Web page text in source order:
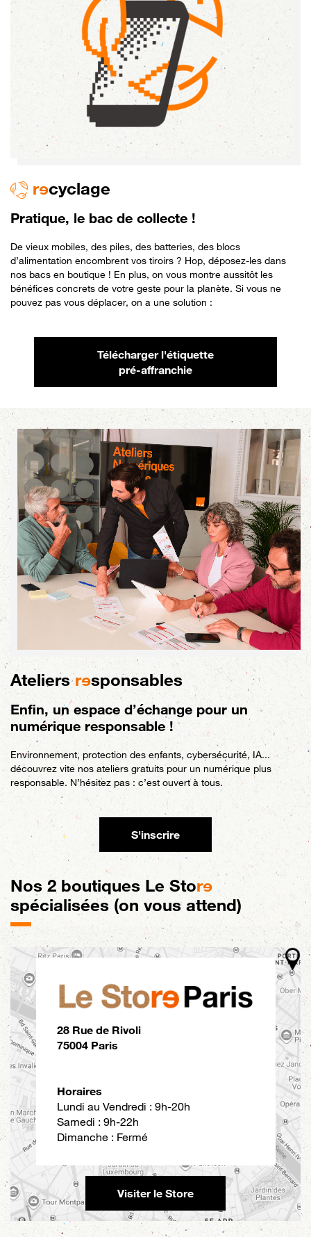
recyclage
Pratique, le bac de collecte !
De vieux mobiles, des piles, des batteries, des blocs
d’alimentation encombrent vos tiroirs ? Hop, déposez-les dans
nos bacs en boutique ! En plus, on vous montre aussitôt les
bénéfices concrets de votre geste pour la planète. Si vous ne
pouvez pas vous déplacer, on a une solution :
Télécharger l'étiquette
pré-affranchie
Ateliersresponsables
Enfin, un espace d’échange pour un
numérique responsable !
Environnement, protection des enfants, cybersécurité, IA...
découvrez vite nos ateliers gratuits pour un numérique plus
responsable. N’hésitez pas : c’est ouvert à tous.
S'inscrire
Nos 2 boutiques Le Store
spécialisées (on vous attend)
28 Rue de Rivoli
75004 Paris
Horaires
Lundi au Vendredi : 9h-20h
Samedi : 9h-22h
Dimanche : Fermé
Visiter le Store